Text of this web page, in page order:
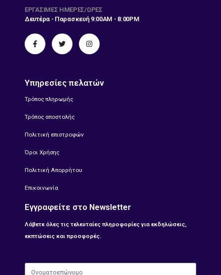
ΕΡΓΆΣΙΜΕΣ ΗΜΈΡΕΣ/ΏΡΕΣ
Δευτέρα - Παρασκευή 9:00AM - 8:00PM
Υπηρεσίες πελατών
Τρόπος πληρωμής
Τρόπος αποστολής
Πολιτική επιστροφών
Όροι Χρήσης
Πολιτική Απορρήτου
Επικοινωνία
Εγγραφείτε στο Newsletter
Λάβετε όλες τις τελευταίες πληροφορίες για εκδηλώσεις,
εκπτώσεις και προσφορές.